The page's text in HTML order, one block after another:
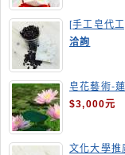
[手工皂代
釋迦手工皂
洽詢
皂花藝術-蓮
花
$3,000元
文化大學推